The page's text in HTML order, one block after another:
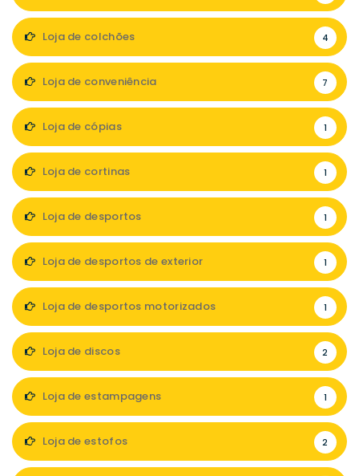
Loja de colchões 4
Loja de conveniência 7
Loja de cópias 1
Loja de cortinas 1
Loja de desportos 1
Loja de desportos de exterior 1
Loja de desportos motorizados 1
Loja de discos 2
Loja de estampagens 1
Loja de estofos 2